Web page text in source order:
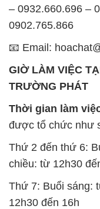
– 0932.660.696 –
0902.765.866
📧 Email:
GIỜ LÀM VIỆC
TRƯỜNG PHÁT
Thời gian làm
được tổ chức như
Thứ 2 đến thứ 6:
chiều: từ 12h30
Thứ 7: Buổi sáng:
12h30 đến 16h